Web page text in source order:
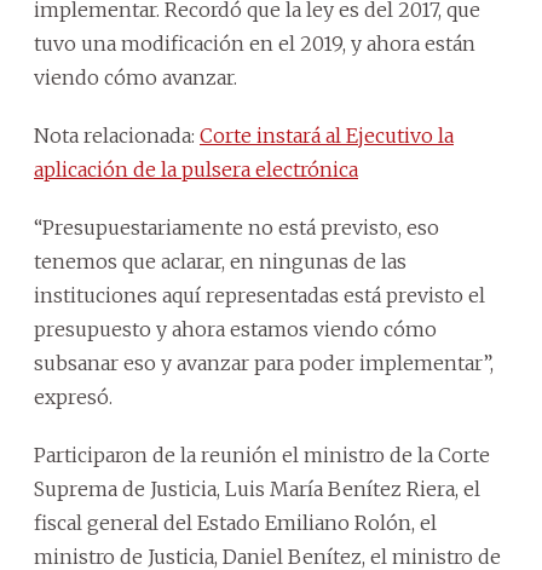
implementar. Recordó que la ley es del 2017, que
tuvo una modificación en el 2019, y ahora están
viendo cómo avanzar.
Nota relacionada: Corte instará al Ejecutivo la
aplicación de la pulsera electrónica
“Presupuestariamente no está previsto, eso
tenemos que aclarar, en ningunas de las
instituciones aquí representadas está previsto el
presupuesto y ahora estamos viendo cómo
subsanar eso y avanzar para poder implementar”,
expresó.
Participaron de la reunión el ministro de la Corte
Suprema de Justicia, Luis María Benítez Riera, el
fiscal general del Estado Emiliano Rolón, el
ministro de Justicia, Daniel Benítez, el ministro de